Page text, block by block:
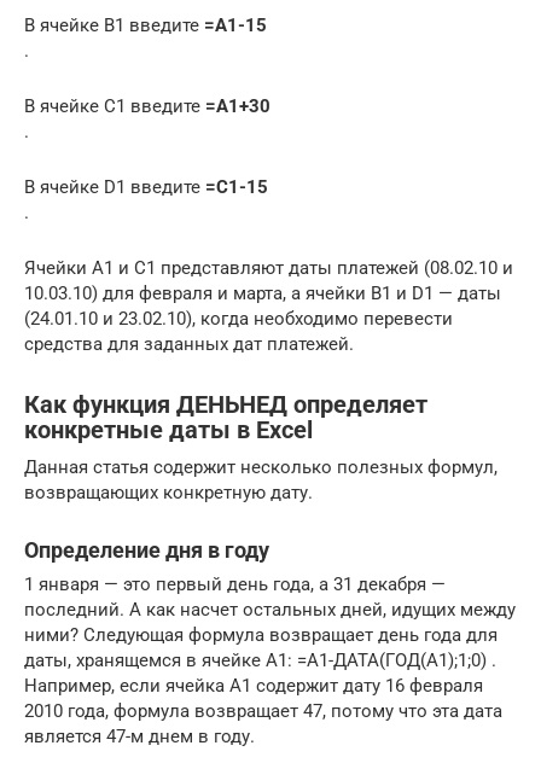
В ячейке B1 введите =A1-15
.
В ячейке C1 введите =A1+30
.
В ячейке D1 введите =C1-15
.
Ячейки A1 и C1 представляют даты платежей (08.02.10 и
10.03.10) для февраля и марта, а ячейки B1 и D1 — даты
(24.01.10 и 23.02.10), когда необходимо перевести
средства для заданных дат платежей.
Как функция ДЕНЬНЕД определяет
конкретные даты в Excel
Данная статья содержит несколько полезных формул,
возвращающих конкретную дату.
Определение дня в году
1 января — это первый день года, а 31 декабря —
последний. А как насчет остальных дней, идущих между
ними? Следующая формула возвращает день года для
даты, хранящемся в ячейке A1: =A1-ДАТА(ГОД(A1);1;0) .
Например, если ячейка A1 содержит дату 16 февраля
2010 года, формула возвращает 47, потому что эта дата
является 47-м днем в году.